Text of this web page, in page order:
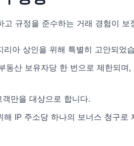
고 규정을 준수하는 거래 경험이 보
리아 상인을 위해 특별히 고안되었
동산 보유자당 한 번으로 제한되며
만을 대상으로 합니다.
해 IP 주소당 하나의 보너스 청구로